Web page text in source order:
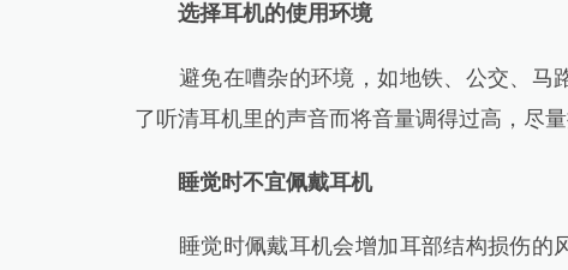
选择耳机的使用环境
避免在嘈杂的环境，如地铁、公交、马
了听清耳机里的声音而将音量调得过高，尽
睡觉时不宜佩戴耳机
睡觉时佩戴耳机会增加耳部结构损伤的